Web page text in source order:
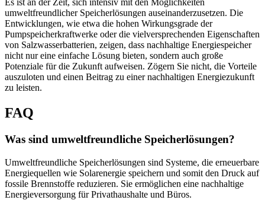
Es ist an der Zeit, sich intensiv mit den Möglichkeiten
umweltfreundlicher Speicherlösungen auseinanderzusetzen. Die
Entwicklungen, wie etwa die hohen Wirkungsgrade der
Pumpspeicherkraftwerke oder die vielversprechenden Eigenschaften
von Salzwasserbatterien, zeigen, dass nachhaltige Energiespeicher
nicht nur eine einfache Lösung bieten, sondern auch große
Potenziale für die Zukunft aufweisen. Zögern Sie nicht, die Vorteile
auszuloten und einen Beitrag zu einer nachhaltigen Energiezukunft
zu leisten.
FAQ
Was sind umweltfreundliche Speicherlösungen?
Umweltfreundliche Speicherlösungen sind Systeme, die erneuerbare
Energiequellen wie Solarenergie speichern und somit den Druck auf
fossile Brennstoffe reduzieren. Sie ermöglichen eine nachhaltige
Energieversorgung für Privathaushalte und Büros.